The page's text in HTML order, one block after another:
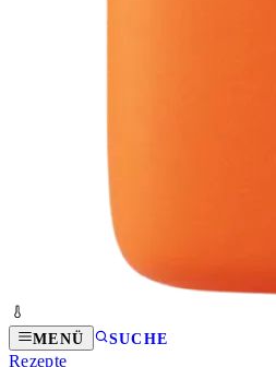
MENÜ SUCHE
Rezepte